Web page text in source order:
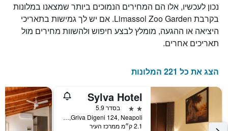
נכון לעכשיו, אלו הם המחירים הנמוכים ביותר שמצאנו במלונות
בקרבת Limassol Zoo Garden. אם יש לך גמישות בתאריכי
היציאה או ההגעה, מומלץ לבצע חיפוש ולהשוות מחירים מול
תאריכים אחרים.
הצג את כל 221 המלונות
Sylva Hotel
2 כוכבים
בסדר 5.9
Griva Digeni 124, Neapoli, לימסול, קפריסין
2.1 ק״מ ממרכז העיר